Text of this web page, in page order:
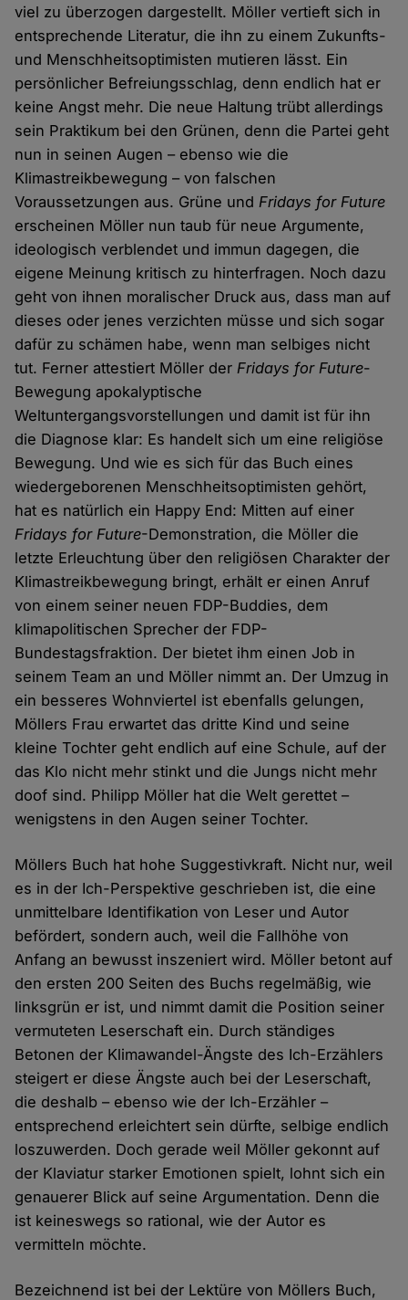
viel zu überzogen dargestellt. Möller vertieft sich in
entsprechende Literatur, die ihn zu einem Zukunfts-
und Menschheitsoptimisten mutieren lässt. Ein
persönlicher Befreiungsschlag, denn endlich hat er
keine Angst mehr. Die neue Haltung trübt allerdings
sein Praktikum bei den Grünen, denn die Partei geht
nun in seinen Augen – ebenso wie die
Klimastreikbewegung – von falschen
Voraussetzungen aus. Grüne und Fridays for Future
erscheinen Möller nun taub für neue Argumente,
ideologisch verblendet und immun dagegen, die
eigene Meinung kritisch zu hinterfragen. Noch dazu
geht von ihnen moralischer Druck aus, dass man auf
dieses oder jenes verzichten müsse und sich sogar
dafür zu schämen habe, wenn man selbiges nicht
tut. Ferner attestiert Möller der Fridays for Future-
Bewegung apokalyptische
Weltuntergangsvorstellungen und damit ist für ihn
die Diagnose klar: Es handelt sich um eine religiöse
Bewegung. Und wie es sich für das Buch eines
wiedergeborenen Menschheitsoptimisten gehört,
hat es natürlich ein Happy End: Mitten auf einer
Fridays for Future-Demonstration, die Möller die
letzte Erleuchtung über den religiösen Charakter der
Klimastreikbewegung bringt, erhält er einen Anruf
von einem seiner neuen FDP-Buddies, dem
klimapolitischen Sprecher der FDP-
Bundestagsfraktion. Der bietet ihm einen Job in
seinem Team an und Möller nimmt an. Der Umzug in
ein besseres Wohnviertel ist ebenfalls gelungen,
Möllers Frau erwartet das dritte Kind und seine
kleine Tochter geht endlich auf eine Schule, auf der
das Klo nicht mehr stinkt und die Jungs nicht mehr
doof sind. Philipp Möller hat die Welt gerettet –
wenigstens in den Augen seiner Tochter.
Möllers Buch hat hohe Suggestivkraft. Nicht nur, weil
es in der Ich-Perspektive geschrieben ist, die eine
unmittelbare Identifikation von Leser und Autor
befördert, sondern auch, weil die Fallhöhe von
Anfang an bewusst inszeniert wird. Möller betont auf
den ersten 200 Seiten des Buchs regelmäßig, wie
linksgrün er ist, und nimmt damit die Position seiner
vermuteten Leserschaft ein. Durch ständiges
Betonen der Klimawandel-Ängste des Ich-Erzählers
steigert er diese Ängste auch bei der Leserschaft,
die deshalb – ebenso wie der Ich-Erzähler –
entsprechend erleichtert sein dürfte, selbige endlich
loszuwerden. Doch gerade weil Möller gekonnt auf
der Klaviatur starker Emotionen spielt, lohnt sich ein
genauerer Blick auf seine Argumentation. Denn die
ist keineswegs so rational, wie der Autor es
vermitteln möchte.
Bezeichnend ist bei der Lektüre von Möllers Buch,